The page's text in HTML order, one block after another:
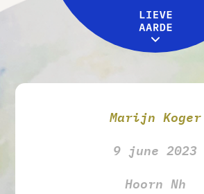
Leive Aarde
Workshops
MENU
Marijn Koger
9 june 2023
Hoorn Nh